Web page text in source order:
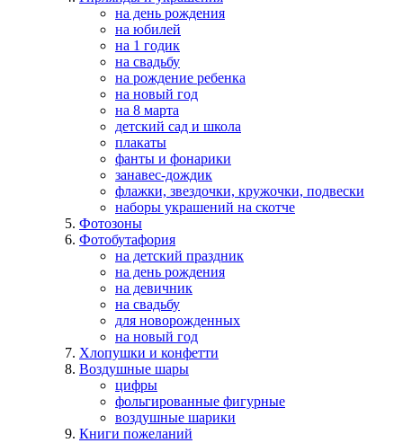
на день рождения
на юбилей
на 1 годик
на свадьбу
на рождение ребенка
на новый год
на 8 марта
детский сад и школа
плакаты
фанты и фонарики
занавес-дождик
флажки, звездочки, кружочки, подвески
наборы украшений на скотче
Фотозоны
Фотобутафория
на детский праздник
на день рождения
на девичник
на свадьбу
для новорожденных
на новый год
Хлопушки и конфетти
Воздушные шары
цифры
фольгированные фигурные
воздушные шарики
Книги пожеланий